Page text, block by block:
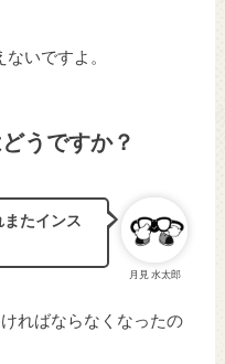
いですよ。
うですか？
月見 水太郎
たインス
ればならなくなったの